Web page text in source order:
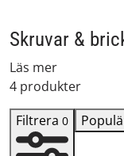
Skruvar &
Läs mer
4 produkter
Filtrera 0